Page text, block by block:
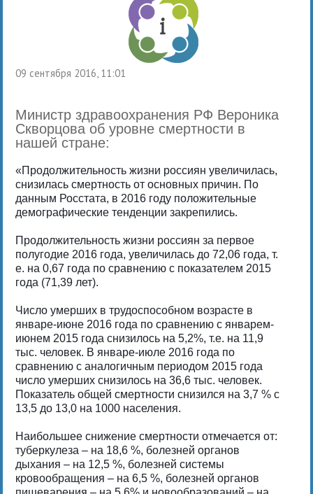
09 сентября 2016, 11:01
Министр здравоохранения РФ Вероника
Скворцова об уровне смертности в
нашей стране:
«Продолжительность жизни россиян увеличилась,
снизилась смертность от основных причин. По
данным Росстата, в 2016 году положительные
демографические тенденции закрепились.
Продолжительность жизни россиян за первое
полугодие 2016 года, увеличилась до 72,06 года, т.
е. на 0,67 года по сравнению с показателем 2015
года (71,39 лет).
Число умерших в трудоспособном возрасте в
январе-июне 2016 года по сравнению с январем-
июнем 2015 года снизилось на 5,2%, т.е. на 11,9
тыс. человек. В январе-июле 2016 года по
сравнению с аналогичным периодом 2015 года
число умерших снизилось на 36,6 тыс. человек.
Показатель общей смертности снизился на 3,7 % с
13,5 до 13,0 на 1000 населения.
Наибольшее снижение смертности отмечается от:
туберкулеза – на 18,6 %, болезней органов
дыхания – на 12,5 %, болезней системы
кровообращения – на 6,5 %, болезней органов